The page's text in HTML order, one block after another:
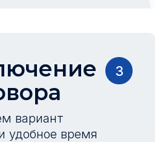
вариант
удобное время
3